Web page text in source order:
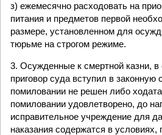
з) ежемесячно расходовать на
питания и предметов первой
размере, установленном для
тюрьме на строгом режиме.
3. Осужденные к смертной казни, в
приговор суда вступил в законную
помиловании не решен либо
помиловании удовлетворено, до
исправительное учреждение для
наказания содержатся в